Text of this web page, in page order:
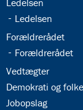
Ledelsen
32.20:
Ledelsen
32.21:
Forældrerådet
32.22:
Forældrerådet
32.24:
Vedtægter
32.25:
Demokrati og
32.26:
Jobopslag